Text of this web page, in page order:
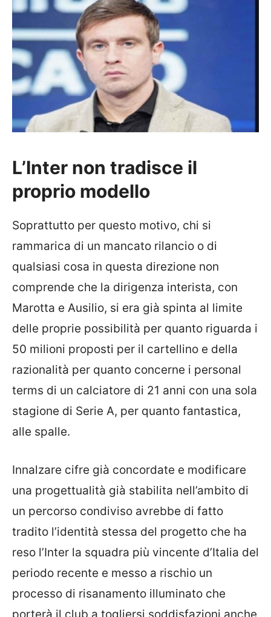
L’Inter non tradisce il
proprio modello
Soprattutto per questo motivo, chi si
rammarica di un mancato rilancio o di
qualsiasi cosa in questa direzione non
comprende che la dirigenza interista, con
Marotta e Ausilio, si era già spinta al limite
delle proprie possibilità per quanto riguarda i
50 milioni proposti per il cartellino e della
razionalità per quanto concerne i personal
terms di un calciatore di 21 anni con una sola
stagione di Serie A, per quanto fantastica,
alle spalle.
Innalzare cifre già concordate e modificare
una progettualità già stabilita nell’ambito di
un percorso condiviso avrebbe di fatto
tradito l’identità stessa del progetto che ha
reso l’Inter la squadra più vincente d’Italia del
periodo recente e messo a rischio un
processo di risanamento illuminato che
porterà il club a togliersi soddisfazioni anche